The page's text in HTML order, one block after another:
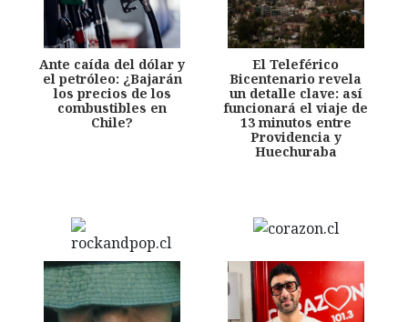
Ante caída del dólar y
el petróleo: ¿Bajarán
los precios de los
combustibles en
Chile?
El Teleférico
Bicentenario revela
un detalle clave: así
funcionará el viaje de
13 minutos entre
Providencia y
Huechuraba